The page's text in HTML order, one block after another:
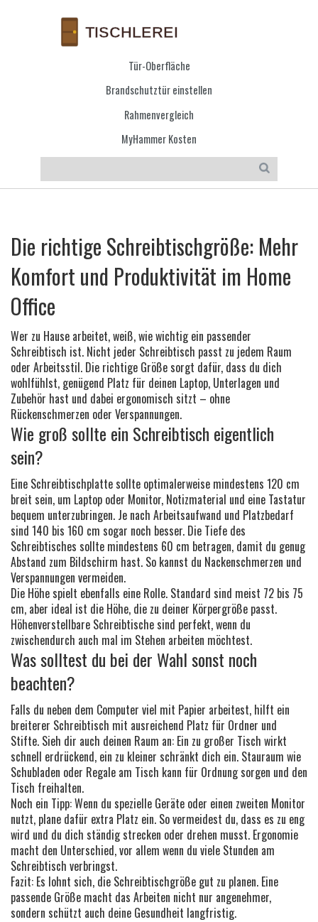
Tür-Oberfläche
Brandschutztür einstellen
Rahmenvergleich
MyHammer Kosten
Die richtige Schreibtischgröße: Mehr
Komfort und Produktivität im Home
Office
Wer zu Hause arbeitet, weiß, wie wichtig ein passender
Schreibtisch ist. Nicht jeder Schreibtisch passt zu jedem Raum
oder Arbeitsstil. Die richtige Größe sorgt dafür, dass du dich
wohlfühlst, genügend Platz für deinen Laptop, Unterlagen und
Zubehör hast und dabei ergonomisch sitzt – ohne
Rückenschmerzen oder Verspannungen.
Wie groß sollte ein Schreibtisch eigentlich
sein?
Eine Schreibtischplatte sollte optimalerweise mindestens 120 cm
breit sein, um Laptop oder Monitor, Notizmaterial und eine Tastatur
bequem unterzubringen. Je nach Arbeitsaufwand und Platzbedarf
sind 140 bis 160 cm sogar noch besser. Die Tiefe des
Schreibtisches sollte mindestens 60 cm betragen, damit du genug
Abstand zum Bildschirm hast. So kannst du Nackenschmerzen und
Verspannungen vermeiden.
Die Höhe spielt ebenfalls eine Rolle. Standard sind meist 72 bis 75
cm, aber ideal ist die Höhe, die zu deiner Körpergröße passt.
Höhenverstellbare Schreibtische sind perfekt, wenn du
zwischendurch auch mal im Stehen arbeiten möchtest.
Was solltest du bei der Wahl sonst noch
beachten?
Falls du neben dem Computer viel mit Papier arbeitest, hilft ein
breiterer Schreibtisch mit ausreichend Platz für Ordner und
Stifte. Sieh dir auch deinen Raum an: Ein zu großer Tisch wirkt
schnell erdrückend, ein zu kleiner schränkt dich ein. Stauraum wie
Schubladen oder Regale am Tisch kann für Ordnung sorgen und den
Tisch freihalten.
Noch ein Tipp: Wenn du spezielle Geräte oder einen zweiten Monitor
nutzt, plane dafür extra Platz ein. So vermeidest du, dass es zu eng
wird und du dich ständig strecken oder drehen musst. Ergonomie
macht den Unterschied, vor allem wenn du viele Stunden am
Schreibtisch verbringst.
Fazit: Es lohnt sich, die Schreibtischgröße gut zu planen. Eine
passende Größe macht das Arbeiten nicht nur angenehmer,
sondern schützt auch deine Gesundheit langfristig.